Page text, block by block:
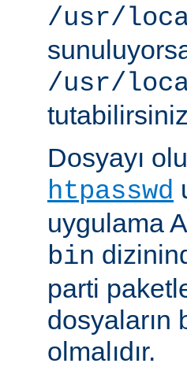
/usr/
/usr/
Dosyayı
htpasswd
uygulama
bin
parti
dosyaların
olmalıdır.